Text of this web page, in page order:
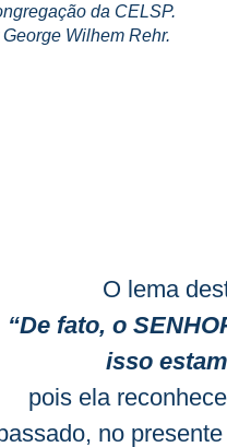
da CELSP.
Wilhem Rehr.
O lema
“De fato, o
isso
pois ela
no